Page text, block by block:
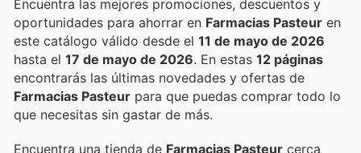
Encuentra las mejores promociones, descuentos y
oportunidades para ahorrar en Farmacias Pasteur en
este catálogo válido desde el 11 de mayo de 2026
hasta el 17 de mayo de 2026 . En estas 12 páginas
encontrarás las últimas novedades y ofertas de
Farmacias Pasteur para que puedas comprar todo lo
que necesitas sin gastar de más.
Encuentra una tienda de Farmacias Pasteur cerca